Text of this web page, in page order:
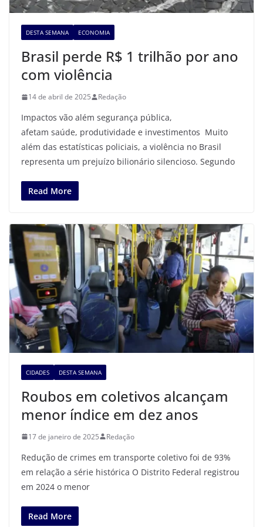
DESTA SEMANA ECONOMIA
Brasil perde R$ 1 trilhão por ano
com violência
14 de abril de 2025 Redação
Impactos vão além segurança pública,
afetam saúde, produtividade e investimentos Muito
além das estatísticas policiais, a violência no Brasil
representa um prejuízo bilionário silencioso. Segundo
Read More
CIDADES DESTA SEMANA
Roubos em coletivos alcançam
menor índice em dez anos
17 de janeiro de 2025 Redação
Redução de crimes em transporte coletivo foi de 93%
em relação a série histórica O Distrito Federal registrou
em 2024 o menor
Read More